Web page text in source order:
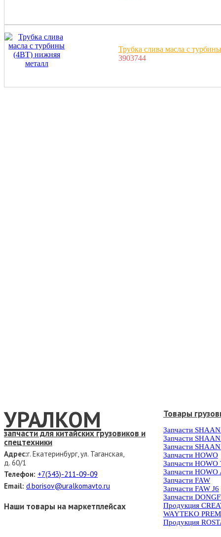
Трубка слива масла с
3903744
УРАЛКОМ
запчасти для китайских грузовиков и
спецтехники
Адрес:г. Екатеринбург, ул. Таганская,
д. 60/1
Телефон: +7(343)-211-09-09
Email: d.borisov@uralkomavto.ru
Наши товары на маркетплейсах
Товары
Запчасти
Запчасти
Запчасти
Запчасти HOWO
Запчасти HOWO
Запчасти HOWO
Запчасти FAW
Запчасти FAW J6
Запчасти
Продукция
WAYTEKO
Продукция